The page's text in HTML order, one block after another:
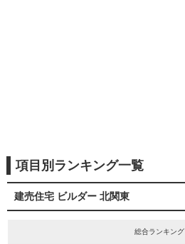
項目別ランキング一覧
建売住宅 ビルダー 北関東
総合ランキング